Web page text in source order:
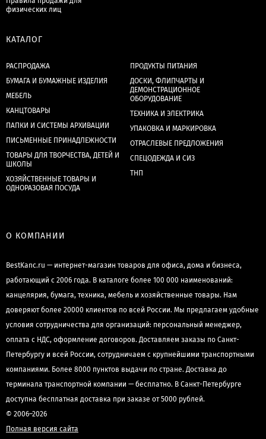
физических лиц
КАТАЛОГ
РАСПРОДАЖА
БУМАГА И БУМАЖНЫЕ ИЗДЕЛИЯ
МЕБЕЛЬ
КАНЦТОВАРЫ
ПАПКИ И СИСТЕМЫ АРХИВАЦИИ
ПИСЬМЕННЫЕ ПРИНАДЛЕЖНОСТИ
ТОВАРЫ ДЛЯ ТВОРЧЕСТВА, ДЕТЕЙ И
ШКОЛЫ
ХОЗЯЙСТВЕННЫЕ ТОВАРЫ И
ОДНОРАЗОВАЯ ПОСУДА
ПРОДУКТЫ ПИТАНИЯ
ДОСКИ, ФЛИПЧАРТЫ И
ДЕМОНСТРАЦИОННОЕ
ОБОРУДОВАНИЕ
ТЕХНИКА И ЭЛЕКТРИКА
УПАКОВКА И МАРКИРОВКА
ОТРАСЛЕВЫЕ ПРЕДЛОЖЕНИЯ
СПЕЦОДЕЖДА И СИЗ
ТНП
О КОМПАНИИ
BestKanc.ru — интернет-магазин товаров для офиса, дома и бизнеса,
работающий с 2006 года. В каталоге более 100 000 наименований:
канцелярия, бумага, техника, мебель и хозяйственные товары. Нам
доверяют более 20000 клиентов по всей России. Мы предлагаем удобные
условия сотрудничества для организаций: персональный менеджер,
оплата с НДС, оформление договоров. Доставляем заказы по Санкт-
Петербургу и всей России, сотрудничаем с крупнейшими транспортными
компаниями. Более 8000 пунктов выдачи по стране. Доставка до
терминала транспортной компании — бесплатно. В Санкт-Петербурге
доступна бесплатная доставка при заказе от 5000 рублей.
© 2006–2026
Полная версия сайта